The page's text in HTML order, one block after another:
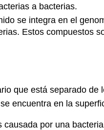
a bacterias.
se integra en el
Estos compuestos
que está separado
encuentra en la
por una